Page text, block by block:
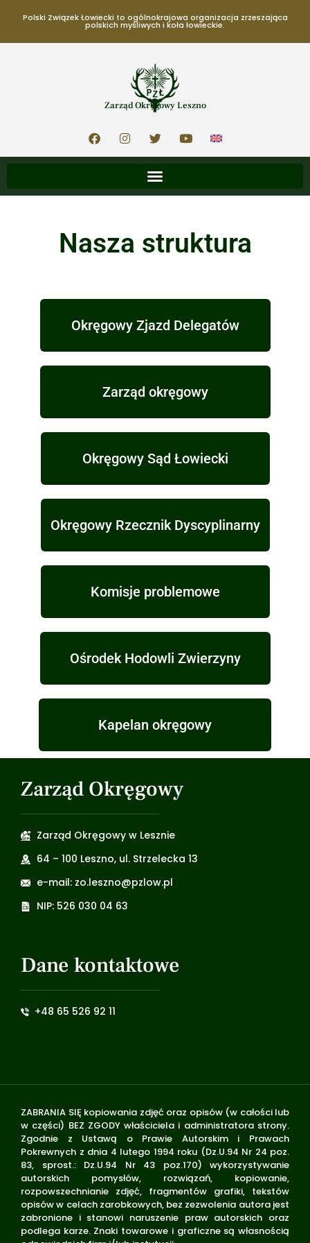
Polski Związek Łowiecki to ogólnokrajowa organizacja zrzeszająca
polskich myśliwych i koła łowieckie.
Zarząd Okręgowy Leszno
Nasza struktura
Okręgowy Zjazd Delegatów
Zarząd okręgowy
Okręgowy Sąd Łowiecki
Okręgowy Rzecznik Dyscyplinarny
Komisje problemowe
Ośrodek Hodowli Zwierzyny
Kapelan okręgowy
Zarząd Okręgowy
Zarząd Okręgowy w Lesznie
64 – 100 Leszno, ul. Strzelecka 13
e-mail: zo.leszno@pzlow.pl
NIP: 526 030 04 63
Dane kontaktowe
+48 65 526 92 11
ZABRANIA SIĘ kopiowania zdjęć oraz opisów (w całości lub
w części) BEZ ZGODY właściciela i administratora strony.
Zgodnie z Ustawą o Prawie Autorskim i Prawach
Pokrewnych z dnia 4 lutego 1994 roku (Dz.U.94 Nr 24 poz.
83, sprost.: Dz.U.94 Nr 43 poz.170) wykorzystywanie
autorskich pomysłów, rozwiązań, kopiowanie,
rozpowszechnianie zdjęć, fragmentów grafiki, tekstów
opisów w celach zarobkowych, bez zezwolenia autora jest
zabronione i stanowi naruszenie praw autorskich oraz
podlega karze. Znaki towarowe i graficzne są własnością